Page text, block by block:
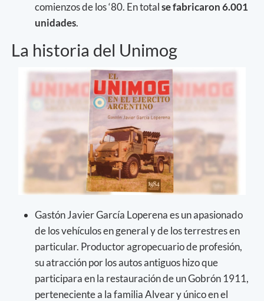
comienzos de los ‘80. En totalse fabricaron 6.001
unidades.
La historia del Unimog
Gastón Javier García Loperena es un apasionado
de los vehículos en general y de los terrestres en
particular. Productor agropecuario de profesión,
su atracción por los autos antiguos hizo que
participara en la restauración de un Gobrón 1911,
perteneciente a la familia Alvear y único en el